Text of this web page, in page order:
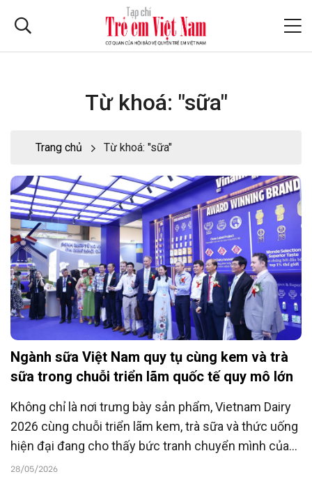
Từ khoá: "sữa"
Trang chủ Từ khoá: "sữa"
Ngành sữa Việt Nam quy tụ cùng kem và trà
sữa trong chuỗi triển lãm quốc tế quy mô lớn
Không chỉ là nơi trưng bày sản phẩm, Vietnam Dairy
2026 cùng chuỗi triển lãm kem, trà sữa và thức uống
hiện đại đang cho thấy bức tranh chuyển mình của
ngành sữa Việt Nam - từ mở rộng hệ sinh thái tiêu
28/05/2026